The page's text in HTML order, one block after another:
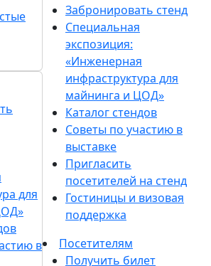
для
в
Забронировать стенд
Специальная
экспозиция:
«Инженерная
инфраструктура для
майнинга и ЦОД»
Каталог стендов
Советы по участию в
выставке
Пригласить
посетителей на стенд
Гостиницы и визовая
поддержка
Посетителям
Получить билет